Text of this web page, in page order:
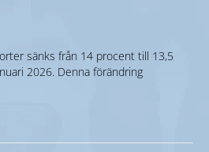
sänks från 14 procent till 13,5
2026. Denna förändring